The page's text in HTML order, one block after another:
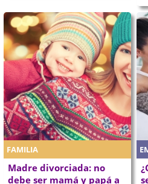
FAMILIA
Madre divorciada: no
debe ser mamá y papá a